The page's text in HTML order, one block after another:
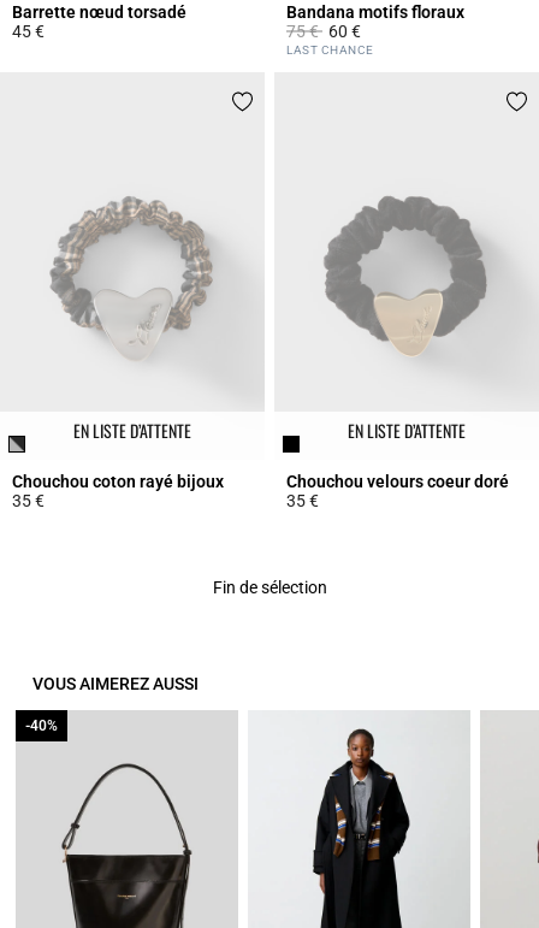
Barrette nœud torsadé
45 €
Bandana motifs floraux
Prix réduit à partir de
75 €à60 €
3,5 out of 5 Customer Rating
LAST CHANCE
EN LISTE D’ATTENTE
Chouchou coton rayé bijoux
35 €
EN LISTE D’ATTENTE
Chouchou velours coeur doré
35 €
Fin de sélection
VOUS AIMEREZ AUSSI
-40%
-40%